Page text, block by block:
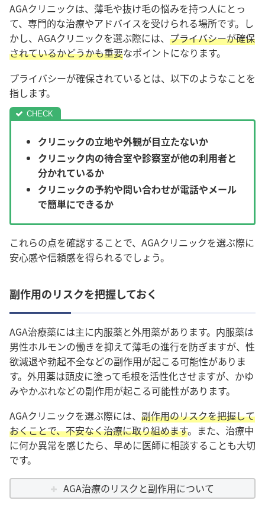
AGAクリニックは、薄毛や抜け毛の悩みを持つ人にとっ
て、専門的な治療やアドバイスを受けられる場所です。し
かし、AGAクリニックを選ぶ際には、 プライバシーが確保
されているかどうかも重要なポイントになります。
プライバシーが確保されているとは、以下のようなことを
指します。
クリニックの立地や外観が目立たないか
クリニック内の待合室や診察室が他の利用者と
分かれているか
クリニックの予約や問い合わせが電話やメール
で簡単にできるか
これらの点を確認することで、AGAクリニックを選ぶ際に
安心感や信頼感を得られるでしょう。
副作用のリスクを把握しておく
AGA治療薬には主に内服薬と外用薬があります。内服薬は
男性ホルモンの働きを抑えて薄毛の進行を防ぎますが、性
欲減退や勃起不全などの副作用が起こる可能性がありま
す。外用薬は頭皮に塗って毛根を活性化させますが、かゆ
みやかぶれなどの副作用が起こる可能性があります。
AGAクリニックを選ぶ際には、 副作用のリスクを把握して
おくことで、不安なく治療に取り組めます。 また、治療中
に何か異常を感じたら、早めに医師に相談することも大切
です。
AGA治療のリスクと副作用について